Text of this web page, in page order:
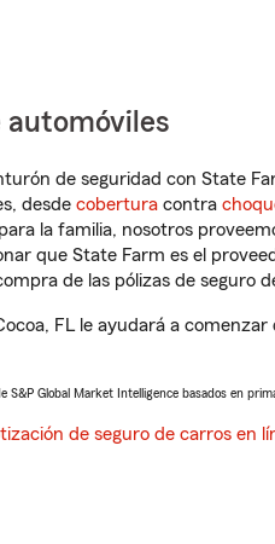
automóviles
de seguridad con State
desde cobertura contra
la familia, nosotros
que State Farm es el
de las pólizas de seguro
FL le ayudará a
S&P Global Market Intelligence basados en
de seguro de carros en